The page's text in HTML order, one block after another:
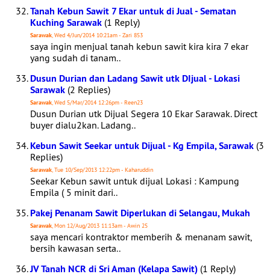
Tanah Kebun Sawit 7 Ekar untuk di Jual - Sematan
Kuching Sarawak (1 Reply)
Sarawak, Wed 4/Jun/2014 10:21am - Zari 853
saya ingin menjual tanah kebun sawit kira kira 7 ekar
yang sudah di tanam..
Dusun Durian dan Ladang Sawit utk DIjual - Lokasi
Sarawak (2 Replies)
Sarawak, Wed 5/Mar/2014 12:26pm - Reen23
Dusun Durian utk Dijual Segera 10 Ekar Sarawak. Direct
buyer dialu2kan. Ladang..
Kebun Sawit Seekar untuk Dijual - Kg Empila, Sarawak (3
Replies)
Sarawak, Tue 10/Sep/2013 12:22pm - Kaharuddin
Seekar Kebun sawit untuk dijual Lokasi : Kampung
Empila ( 5 minit dari..
Pakej Penanam Sawit Diperlukan di Selangau, Mukah
Sarawak, Mon 12/Aug/2013 11:13am - Awin 25
saya mencari kontraktor memberih & menanam sawit,
bersih kawasan serta..
JV Tanah NCR di Sri Aman (Kelapa Sawit) (1 Reply)